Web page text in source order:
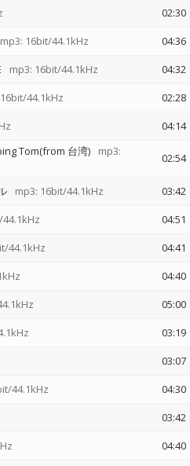
02:30
mp3: 16bit/44.1kHz 04:36
mp3: 16bit/44.1kHz 04:32
44.1kHz 02:28
04:14
Tom(from 台湾)
mp3:
02:54
mp3: 16bit/44.1kHz 03:42
04:51
44.1kHz 04:41
04:40
05:00
03:19
03:07
44.1kHz 04:30
03:42
04:40